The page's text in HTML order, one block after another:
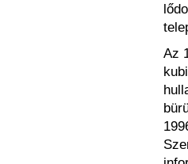
Az